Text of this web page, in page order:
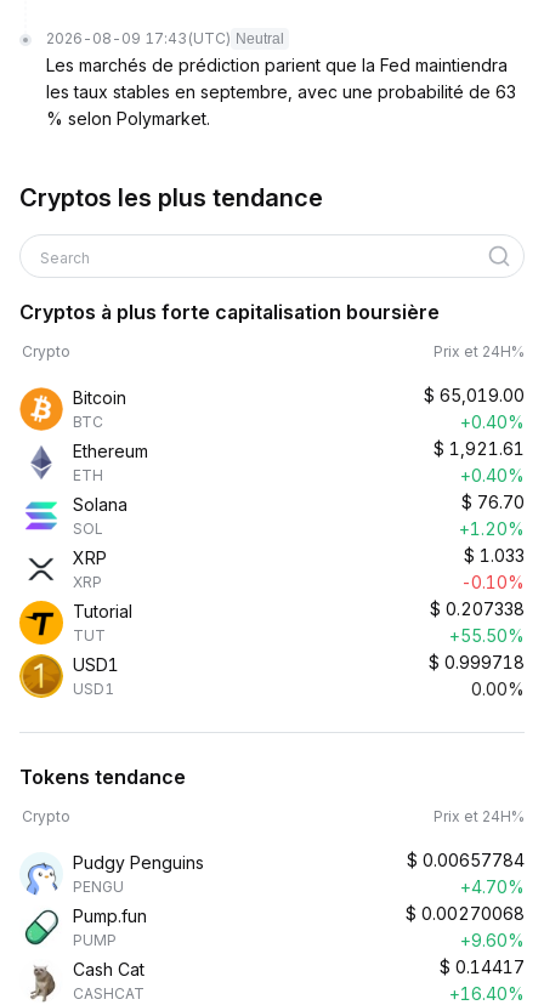
2026-08-09 17:43 (UTC) Neutral
Les marchés de prédiction parient que la Fed maintiendra
les taux stables en septembre, avec une probabilité de 63
% selon Polymarket.
Cryptos les plus tendance
Search
Cryptos à plus forte capitalisation boursière
Crypto Prix et 24H%
Bitcoin
BTC
$ 65,019.00
+0.40%
Ethereum
ETH
$ 1,921.61
+0.40%
Solana
SOL
$ 76.70
+1.20%
XRP
XRP
$ 1.033
-0.10%
Tutorial
TUT
$ 0.207338
+55.50%
USD1
USD1
$ 0.999718
0.00%
Tokens tendance
Crypto Prix et 24H%
Pudgy Penguins
PENGU
$ 0.00657784
+4.70%
Pump.fun
PUMP
$ 0.00270068
+9.60%
Cash Cat
CASHCAT
$ 0.14417
+16.40%